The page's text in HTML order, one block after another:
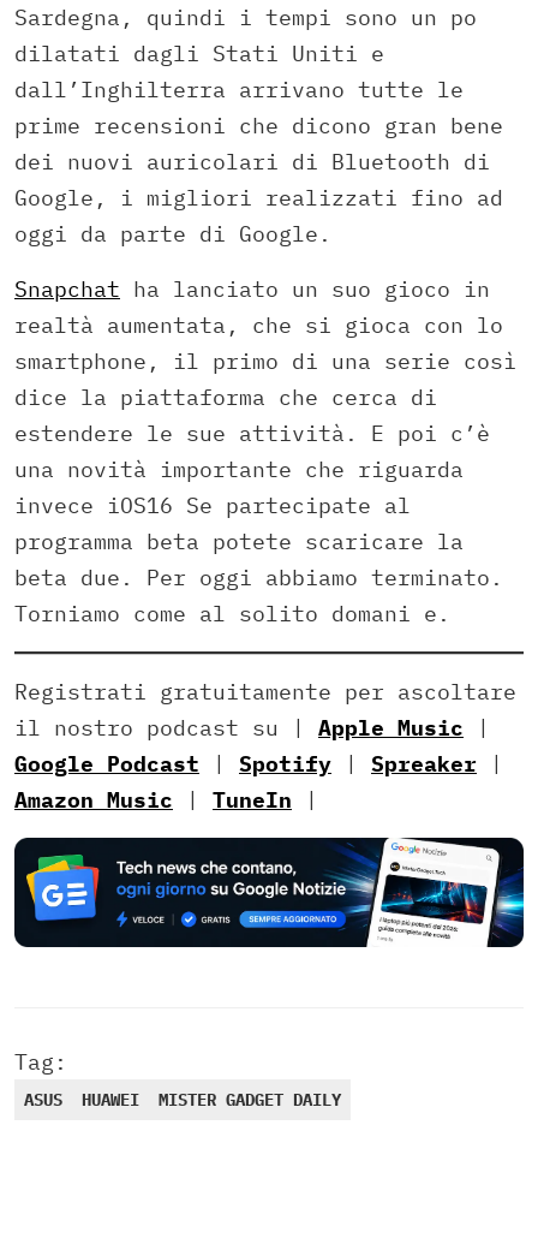
Sardegna, quindi i tempi sono un po
dilatati dagli Stati Uniti e
dall’Inghilterra arrivano tutte le
prime recensioni che dicono gran bene
dei nuovi auricolari di Bluetooth di
Google, i migliori realizzati fino ad
oggi da parte di Google.
Snapchat ha lanciato un suo gioco in
realtà aumentata, che si gioca con lo
smartphone, il primo di una serie così
dice la piattaforma che cerca di
estendere le sue attività. E poi c’è
una novità importante che riguarda
invece iOS16 Se partecipate al
programma beta potete scaricare la
beta due. Per oggi abbiamo terminato.
Torniamo come al solito domani e.
Registrati gratuitamente per ascoltare
il nostro podcast su | Apple Music |
Google Podcast | Spotify | Spreaker |
Amazon Music | TuneIn |
Tag:
ASUS HUAWEI MISTER GADGET DAILY